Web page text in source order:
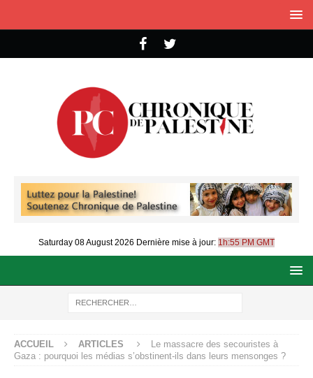
Saturday 08 August 2026 Dernière mise à jour: 1h:55 PM GMT
ACCUEIL ARTICLES
Le massacre des secouristes à
Gaza : pourquoi les médias s’obstinent-ils dans leurs mensonges ?